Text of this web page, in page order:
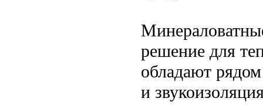
решение для
обладают
и